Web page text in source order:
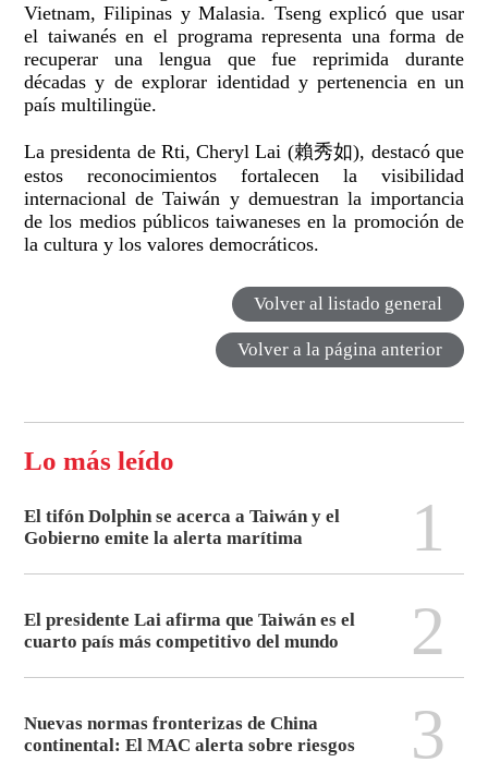
Vietnam, Filipinas y Malasia. Tseng explicó que usar
el taiwanés en el programa representa una forma de
recuperar una lengua que fue reprimida durante
décadas y de explorar identidad y pertenencia en un
país multilingüe.
La presidenta de Rti, Cheryl Lai (賴秀如), destacó que
estos reconocimientos fortalecen la visibilidad
internacional de Taiwán y demuestran la importancia
de los medios públicos taiwaneses en la promoción de
la cultura y los valores democráticos.
Volver al listado general
Volver a la página anterior
Lo más leído
El tifón Dolphin se acerca a Taiwán y el
Gobierno emite la alerta marítima
1
El presidente Lai afirma que Taiwán es el
cuarto país más competitivo del mundo
2
Nuevas normas fronterizas de China
continental: El MAC alerta sobre riesgos
3